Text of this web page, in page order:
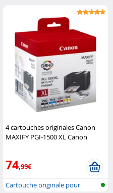
4 cartouches originales Canon
MAXIFY PGI-1500 XL Canon
74,99€
Cartouche originale pour